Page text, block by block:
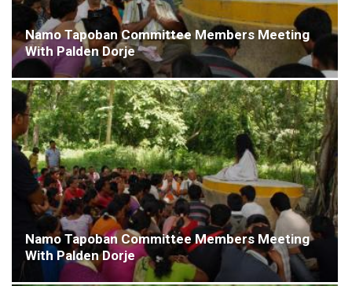
Namo Tapoban Committee Members Meeting
With Palden Dorje
Namo Tapoban Committee Members Meeting
With Palden Dorje